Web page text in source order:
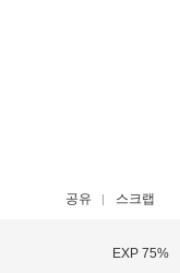
공유 스크랩
EXP 75%